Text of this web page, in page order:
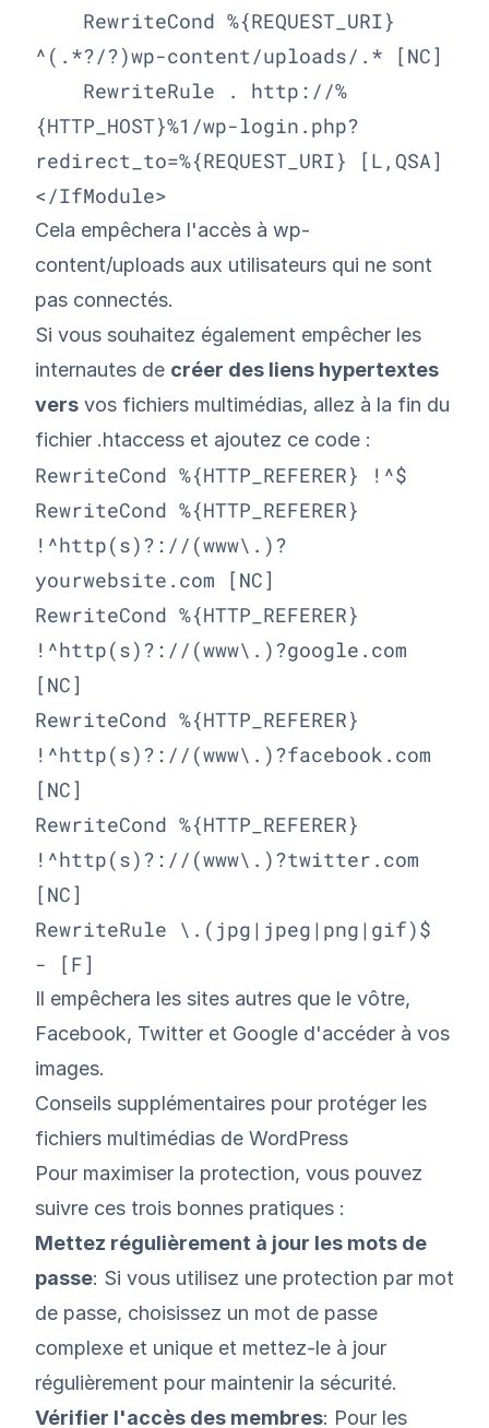
^(.*?/?)wp-content/uploads/.* [NC]
{HTTP_HOST}%1/wp-login.php?
redirect_to=%{REQUEST_URI} [L,QSA]
</IfModule>
Cela empêchera l'accès à wp-
content/uploads aux utilisateurs qui ne sont
pas connectés.
Si vous souhaitez également empêcher les
internautes de créer des liens hypertextes
vers vos fichiers multimédias, allez à la fin du
fichier .htaccess et ajoutez ce code :
RewriteCond %{HTTP_REFERER} !^$
RewriteCond %{HTTP_REFERER}
!^http(s)?://(www\.)?
yourwebsite.com [NC]
RewriteCond %{HTTP_REFERER}
!^http(s)?://(www\.)?google.com
[NC]
RewriteCond %{HTTP_REFERER}
!^http(s)?://(www\.)?facebook.com
[NC]
RewriteCond %{HTTP_REFERER}
!^http(s)?://(www\.)?twitter.com
[NC]
RewriteRule \.(jpg|jpeg|png|gif)$
- [F]
Il empêchera les sites autres que le vôtre,
Facebook, Twitter et Google d'accéder à vos
images.
Conseils supplémentaires pour protéger les
fichiers multimédias de WordPress
Pour maximiser la protection, vous pouvez
suivre ces trois bonnes pratiques :
Mettez régulièrement à jour les mots de
passe: Si vous utilisez une protection par mot
de passe, choisissez un mot de passe
complexe et unique et mettez-le à jour
régulièrement pour maintenir la sécurité.
Vérifier l'accès des membres: Pour les